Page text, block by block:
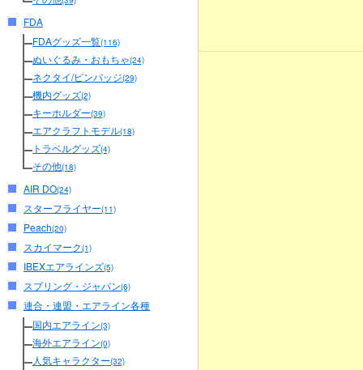
FDA
FDAグッズ一覧(116)
ぬいぐるみ・おもちゃ(24)
ネクタイ/ピンバッジ(29)
機内グッズ(2)
キーホルダー(39)
エアクラフトモデル(18)
トラベルグッズ(4)
その他(18)
AIR DO(24)
スターフライヤー(11)
Peach(20)
スカイマーク(1)
IBEXエアラインズ(5)
スプリング・ジャパン(6)
連合・連盟・エアライン各種
国内エアライン(3)
海外エアライン(0)
人気キャラクター(32)